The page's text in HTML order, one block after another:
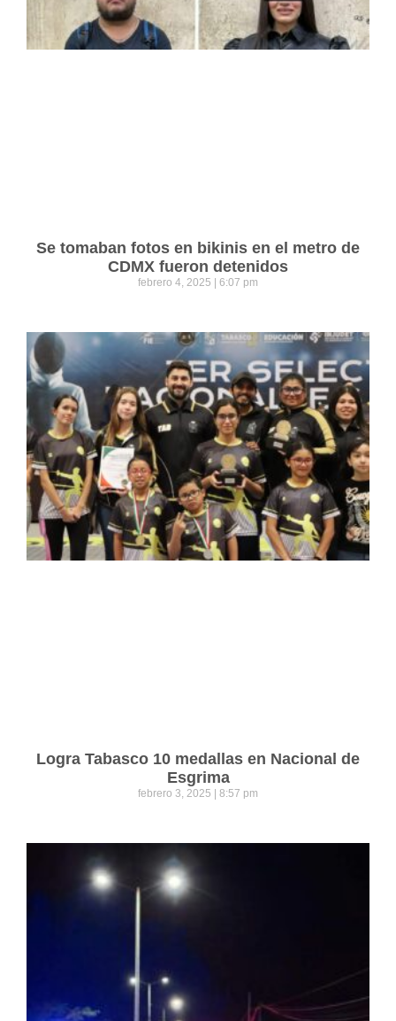
Se tomaban fotos en bikinis en el metro de
CDMX fueron detenidos
febrero 4, 2025 6:07 pm
Logra Tabasco 10 medallas en Nacional de
Esgrima
febrero 3, 2025 8:57 pm